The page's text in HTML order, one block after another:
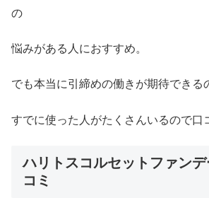
の
悩みがある人におすすめ。
でも本当に引締めの働きが期待できる
すでに使った人がたくさんいるので口
ハリトスコルセットファンデ
コミ